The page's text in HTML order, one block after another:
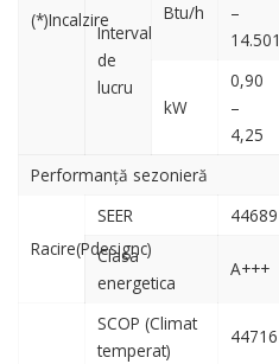
(*)Incalzire
Interval
de
lucru
Btu/h
–
14.501
kW
0,90
–
4,25
Performanță sezonieră
Racire(Pdesignc)
SEER 44689
Clasa
energetica
A+++
SCOP (Climat
temperat)
44716